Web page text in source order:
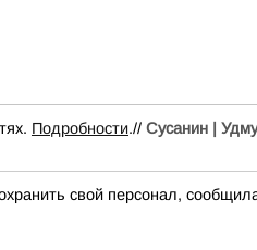
Подробности.// Сусанин |
свой персонал,